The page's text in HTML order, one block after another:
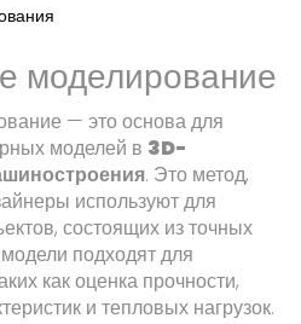
моделирование
— это основа для
моделей в 3D-
. Это метод,
используют для
состоящих из точных
подходят для
как оценка прочности,
и тепловых нагрузок.